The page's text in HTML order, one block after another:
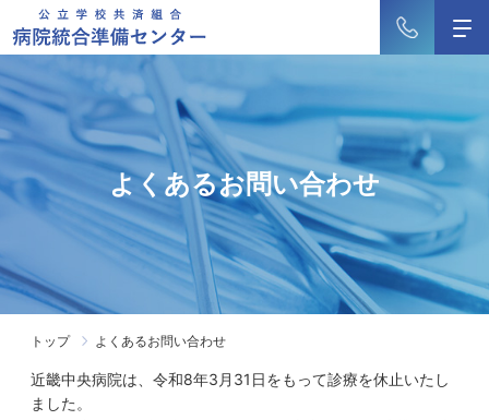
よくあるお問い合わせ
トップ よくあるお問い合わせ
近畿中央病院は、令和8年3月31日をもって診療を休止いたし
ました。